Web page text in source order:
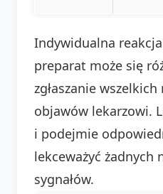
Indywidualna
preparat może się
zgłaszanie
objawów lekarzowi.
i podejmie
lekceważyć żadnych
sygnałów.